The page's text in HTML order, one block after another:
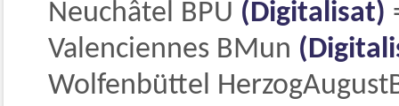
Neuchâtel BPU (Digitalisat)
Valenciennes BMun
Wolfenbüttel